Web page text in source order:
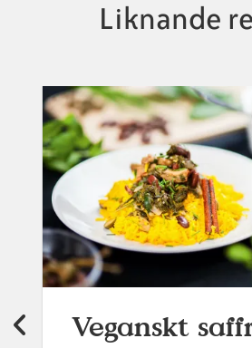
Liknande
Veganskt